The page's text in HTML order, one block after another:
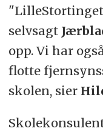
selvsagt
opp. Vi har
flotte
skolen, sier